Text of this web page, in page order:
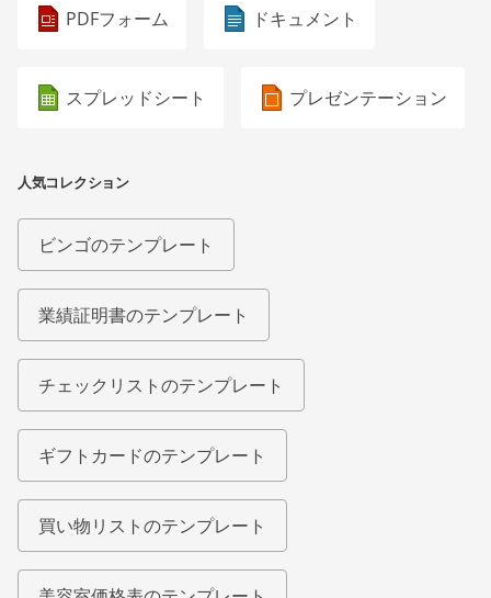
PDFフォーム ドキュメント
スプレッドシート プレゼンテーション
人気コレクション
ビンゴのテンプレート
業績証明書のテンプレート
チェックリストのテンプレート
ギフトカードのテンプレート
買い物リストのテンプレート